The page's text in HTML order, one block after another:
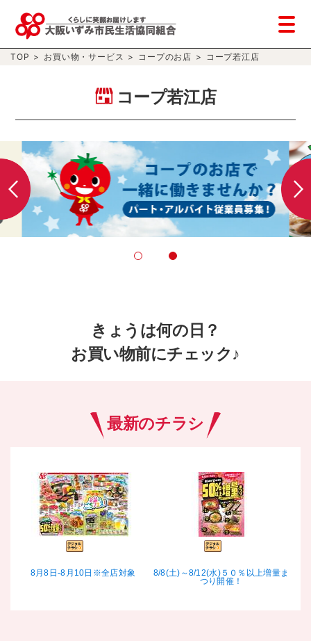
TOP > お買い物・サービス > コープのお店 > コープ若江店
コープ若江店
きょうは何の日？
お買い物前にチェック♪
最新のチラシ
8月8日-8月10日※全店対象
8/8(土)～8/12(水)５０％以上増量ま
つり開催！